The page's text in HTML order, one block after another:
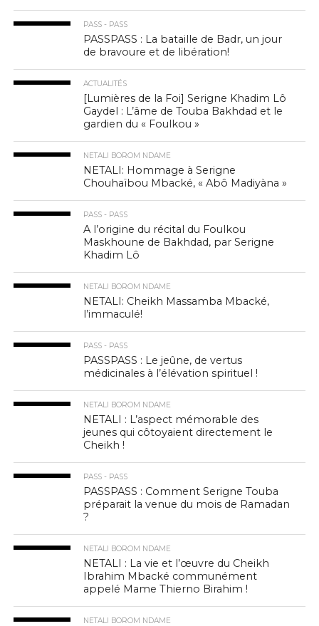
PASS - PASS
PASSPASS : La bataille de Badr, un jour
de bravoure et de libération!
ACTUALITÉS
[Lumières de la Foi] Serigne Khadim Lô
Gaydel : L’âme de Touba Bakhdad et le
gardien du « Foulkou »
NETALI BOROM NDAME
NETALI: Hommage à Serigne
Chouhaïbou Mbacké, « Abô Madiyàna »
PASS - PASS
A l’origine du récital du Foulkou
Maskhoune de Bakhdad, par Serigne
Khadim Lô
NETALI BOROM NDAME
NETALI: Cheikh Massamba Mbacké,
l’immaculé!
PASS - PASS
PASSPASS : Le jeûne, de vertus
médicinales à l’élévation spirituel !
NETALI BOROM NDAME
NETALI : L’aspect mémorable des
jeunes qui côtoyaient directement le
Cheikh !
PASS - PASS
PASSPASS : Comment Serigne Touba
préparait la venue du mois de Ramadan
?
NETALI BOROM NDAME
NETALI : La vie et l’œuvre du Cheikh
Ibrahim Mbacké communément
appelé Mame Thierno Birahim !
NETALI BOROM NDAME